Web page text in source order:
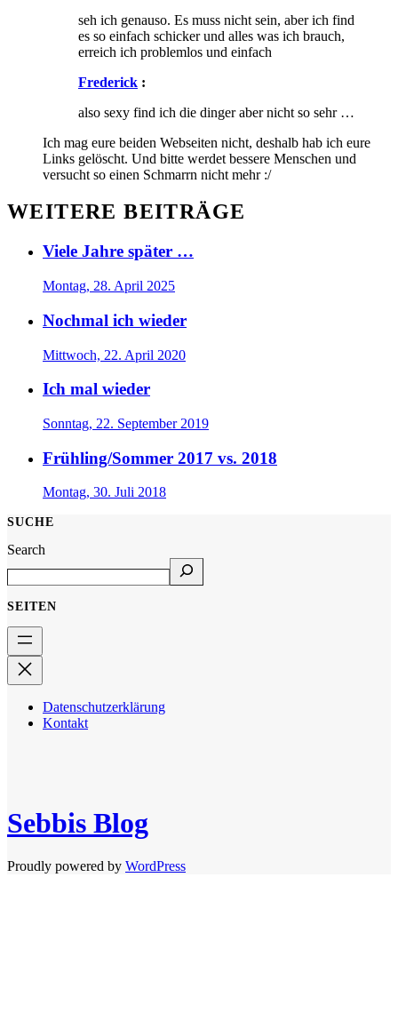
seh ich genauso. Es muss nicht sein, aber ich find
es so einfach schicker und alles was ich brauch,
erreich ich problemlos und einfach
Frederick :
also sexy find ich die dinger aber nicht so sehr …
Ich mag eure beiden Webseiten nicht, deshalb hab ich eure
Links gelöscht. Und bitte werdet bessere Menschen und
versucht so einen Schmarrn nicht mehr :/
WEITERE BEITRÄGE
Viele Jahre später …
Montag, 28. April 2025
Nochmal ich wieder
Mittwoch, 22. April 2020
Ich mal wieder
Sonntag, 22. September 2019
Frühling/Sommer 2017 vs. 2018
Montag, 30. Juli 2018
SUCHE
Search
SEITEN
Datenschutzerklärung
Kontakt
Sebbis Blog
Proudly powered by WordPress